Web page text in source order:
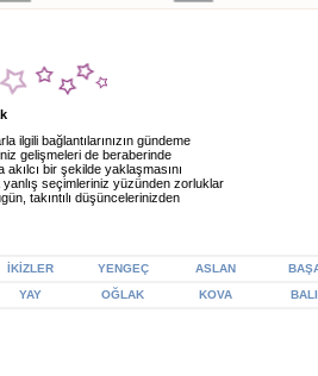
ilgili bağlantılarınızın gündeme
gelişmeleri de beraberinde
akılcı bir şekilde yaklaşmasını
seçimleriniz yüzünden zorluklar
takıntılı düşüncelerinizden
İKİZLER YENGEÇ ASLAN
YAY OĞLAK KOVA